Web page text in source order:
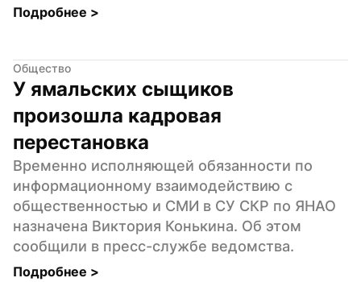
Подробнее >
Общество
У ямальских сыщиков
произошла кадровая
перестановка
Временно исполняющей обязанности по
информационному взаимодействию с
общественностью и СМИ в СУ СКР по ЯНАО
назначена Виктория Конькина. Об этом
сообщили в пресс-службе ведомства.
Подробнее >